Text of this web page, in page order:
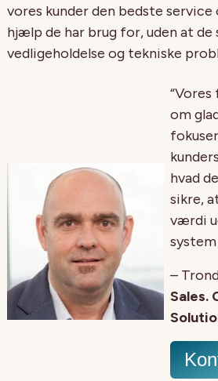
vores kunder den bedste
hjælp de har brug for, uden at de
vedligeholdelse og tekniske
om
hvad
sikre,
værdi
system
–
Sales.